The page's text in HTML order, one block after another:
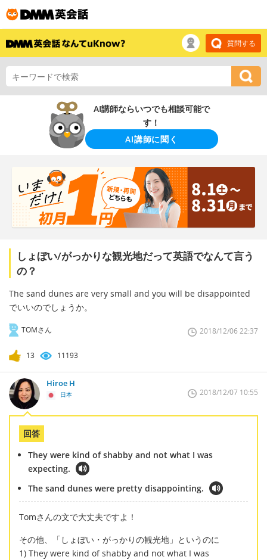
質問する
AI講師ならいつでも相談可能で
す！
AI講師に聞く
しょぼい/がっかりな観光地だって英語でなんて言う
の？
The sand dunes are very small and you will be disappointed
でいいのでしょうか。
TOMさん 2018/12/06 22:37
13 11193
Hiroe H
日本 2018/12/07 10:55
回答
They were kind of shabby and not what I was
expecting.
The sand dunes were pretty disappointing.
Tomさんの文で大丈夫ですよ！
その他、「しょぼい・がっかりの観光地」というのに
1) They were kind of shabby and not what I was